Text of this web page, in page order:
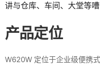
讲与仓库、车间、大堂等
产品定位
W620W 定位于企业级便携